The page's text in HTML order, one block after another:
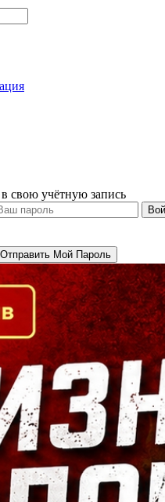
свою учётную запись